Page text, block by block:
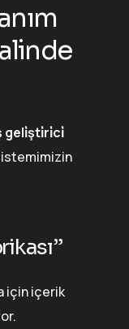
geli̇şti̇ri̇ci̇
için içerik